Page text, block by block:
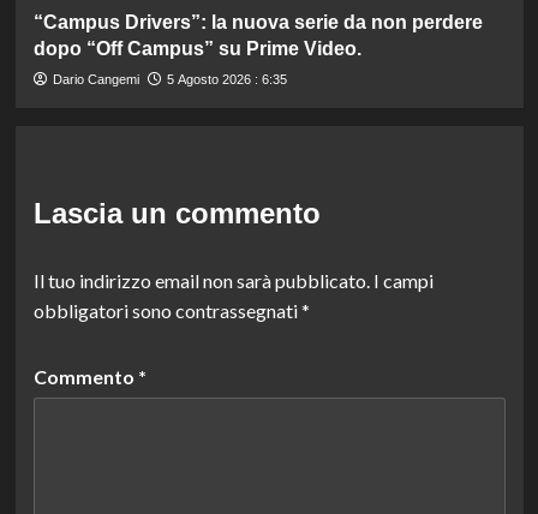
“Campus Drivers”: la nuova serie da non perdere
dopo “Off Campus” su Prime Video.
Dario Cangemi 5 Agosto 2026 : 6:35
Lascia un commento
Il tuo indirizzo email non sarà pubblicato. I campi
obbligatori sono contrassegnati*
Commento *